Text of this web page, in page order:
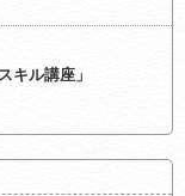
キル講座」